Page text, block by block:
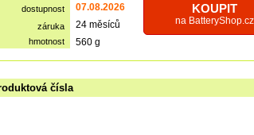
KOUPIT
na BatteryShop.cz
dostupnost 07.08.2026
záruka 24 měsíců
hmotnost 560 g
čísla